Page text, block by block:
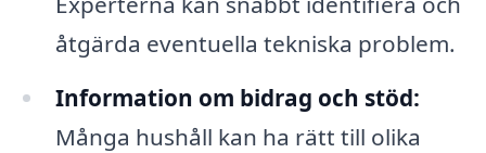
åtgärda eventuella tekniska problem.
Information om bidrag och stöd:
Många hushåll kan ha rätt till olika